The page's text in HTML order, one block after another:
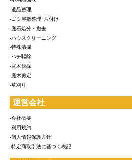
-遺品整理
-ゴミ屋敷整理･片付け
-庭石処分・撤去
-ハウスクリーニング
-特殊清掃
-ハチ駆除
-庭木伐採
-庭木剪定
-草刈り
運営会社
-会社概要
-利用規約
-個人情報保護方針
-特定商取引法に基づく表記